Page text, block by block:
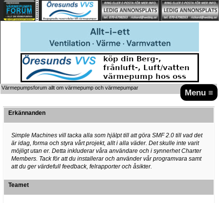
Menu ≡
Värmepumpsforum allt om värmepump och värmepumpar
Erkännanden
Simple Machines vill tacka alla som hjälpt till att göra SMF 2.0 till vad det
är idag, forma och styra vårt projekt, allt i alla väder. Det skulle inte varit
möjligt utan er. Detta inkluderar våra användare och i synnerhet Charter
Members. Tack för att du installerar och använder vår programvara samt
att du ger värdefull feedback, felrapporter och åsikter.
Teamet